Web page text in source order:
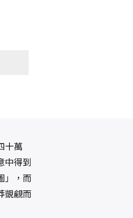
十萬
中得到
」，而
覬覦而